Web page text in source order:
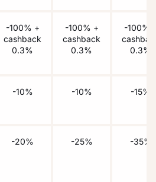
-100% +
cashback
0.3%
-10%
-20%
-100% +
cashback
0.3%
-10%
-25%
-100%
0.3%
-15%
-35%